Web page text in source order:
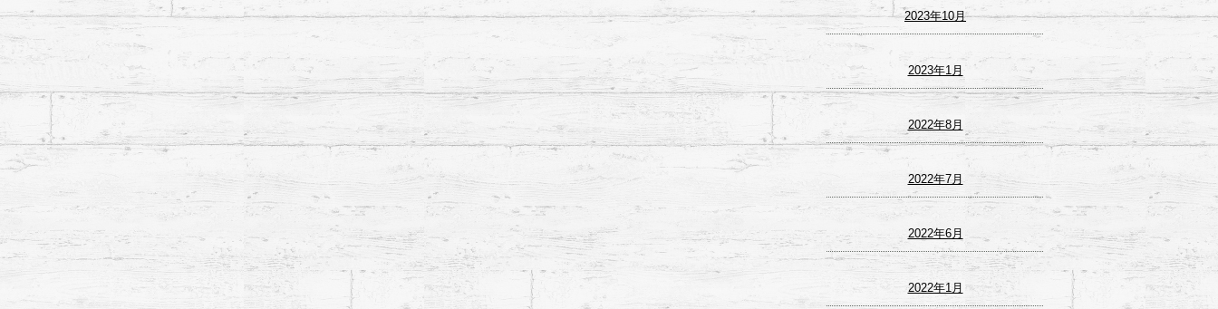
2023年10月
2023年1月
2022年8月
2022年7月
2022年6月
2022年1月